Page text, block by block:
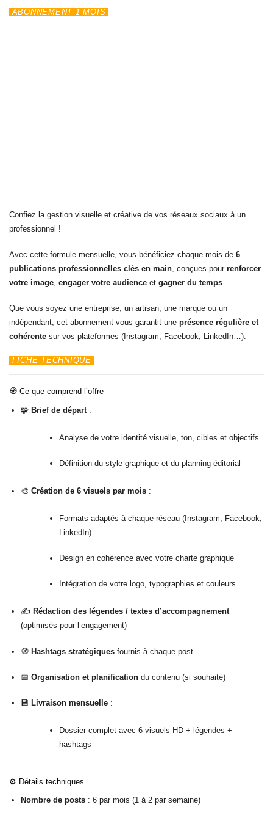
ABONNEMENT 1 MOIS
Confiez la gestion visuelle et créative de vos réseaux sociaux à un
professionnel !
Avec cette formule mensuelle, vous bénéficiez chaque mois de 6
publications professionnelles clés en main, conçues pour renforcer
votre image, engager votre audience et gagner du temps.
Que vous soyez une entreprise, un artisan, une marque ou un
indépendant, cet abonnement vous garantit une présence régulière et
cohérente sur vos plateformes (Instagram, Facebook, LinkedIn…).
FICHE TECHNIQUE
🧭 Ce que comprend l’offre
🧩Brief de départ :
Analyse de votre identité visuelle, ton, cibles et objectifs
Définition du style graphique et du planning éditorial
🎨Création de 6 visuels par mois :
Formats adaptés à chaque réseau (Instagram, Facebook,
LinkedIn)
Design en cohérence avec votre charte graphique
Intégration de votre logo, typographies et couleurs
✍️ Rédaction des légendes / textes d’accompagnement
(optimisés pour l’engagement)
🧭Hashtags stratégiques fournis à chaque post
📅Organisation et planification du contenu (si souhaité)
💾 Livraison mensuelle :
Dossier complet avec 6 visuels HD + légendes +
hashtags
⚙️ Détails techniques
Nombre de posts : 6 par mois (1 à 2 par semaine)